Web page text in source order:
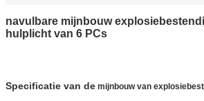
navulbare mijnbouw
hulplicht van 6 PCs
Specificatie van de mijnbouw van